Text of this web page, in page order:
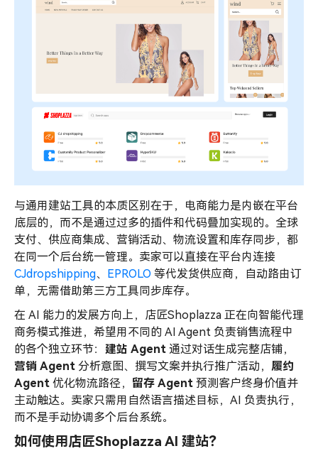
与通用建站工具的本质区别在于，电商能力是内嵌在平台
底层的，而不是通过过多的插件和代码叠加实现的。全球
支付、供应商集成、营销活动、物流设置和库存同步，都
在同一个后台统一管理。卖家可以直接在平台内连接
CJdropshipping、 EPROLO 等代发货供应商，自动路由订
单，无需借助第三方工具同步库存。
在 AI 能力的发展方向上，店匠Shoplazza 正在向智能代理
商务模式推进，希望用不同的 AI Agent 负责销售流程中
的各个独立环节： 建站 Agent 通过对话生成完整店铺，
营销 Agent 分析意图、撰写文案并执行推广活动， 履约
Agent 优化物流路径， 留存 Agent 预测客户终身价值并
主动触达。卖家只需用自然语言描述目标，AI 负责执行，
而不是手动协调多个后台系统。
如何使用店匠Shoplazza AI 建站？